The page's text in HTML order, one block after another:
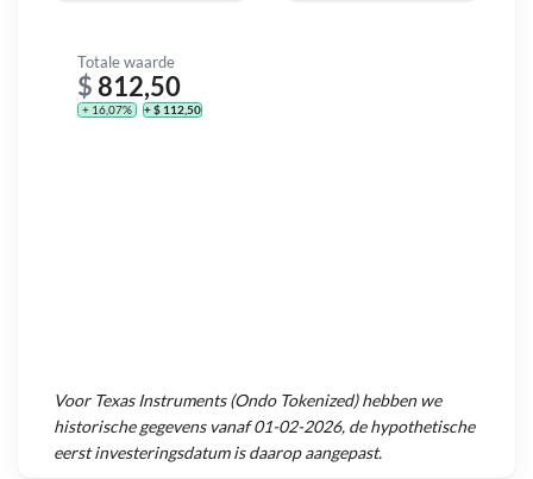
Totale waarde
$ 812,50
+ 16,07% + $ 112,50
Voor Texas Instruments (Ondo Tokenized)hebben we
historische gegevens vanaf01-02-2026, de hypothetische
eerst investeringsdatum is daarop aangepast.